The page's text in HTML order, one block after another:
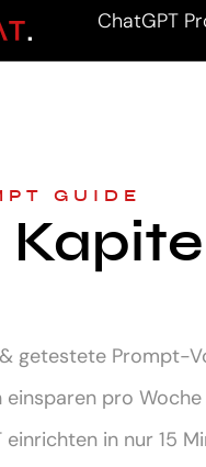
ChatGPT
GUIDE
getestete Prompt-
pro Woche
einrichten in nur 15